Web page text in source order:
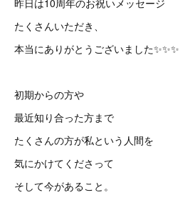
昨日は10周年のお祝いメッセージ
たくさんいただき、
本当にありがとうございました✨✨✨
初期からの方や
最近知り合った方まで
たくさんの方が私という人間を
気にかけてくださって
そして今があること。